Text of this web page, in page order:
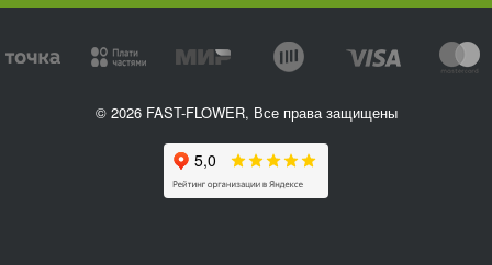
© 2026 FAST-FLOWER, Все права защищены